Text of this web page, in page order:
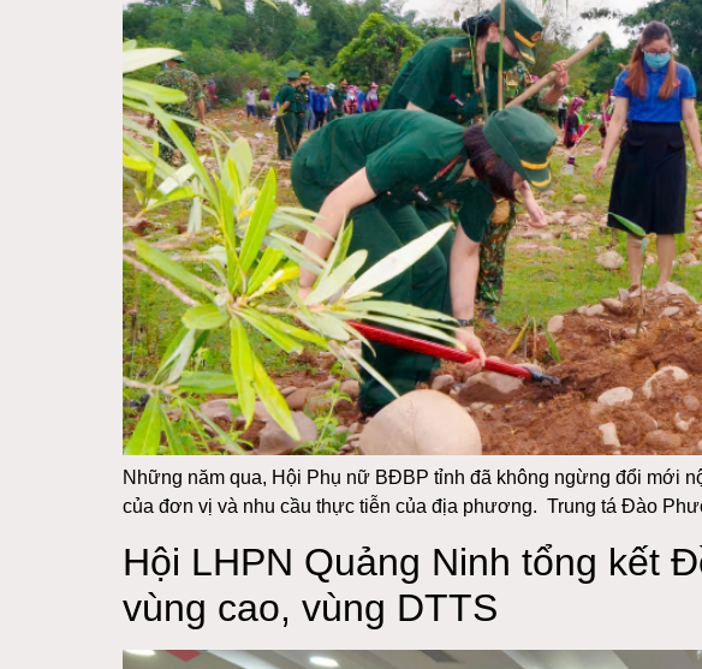
Những năm qua, Hội Phụ nữ BĐBP tỉnh đã không ngừng đổi mới
của đơn vị và nhu cầu thực tiễn của địa phương. Trung tá Đào
Hội LHPN Quảng Ninh tổng kết
vùng cao, vùng DTTS